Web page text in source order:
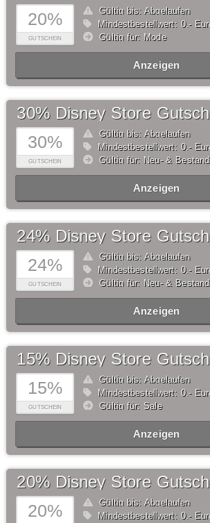
20%
GUTSCHEIN
Gültig bis: Abgelaufen
Mindestbestellwert: 0,-
Gültig für: Mode
Anzeigen
30%
GUTSCHEIN
30% Disney Store
Gültig bis: Abgelaufen
Mindestbestellwert: 0,-
Gültig für: Neu- &
Anzeigen
24%
GUTSCHEIN
24% Disney Store
Gültig bis: Abgelaufen
Mindestbestellwert: 0,-
Gültig für: Neu- &
Anzeigen
15%
GUTSCHEIN
15% Disney Store
Gültig bis: Abgelaufen
Mindestbestellwert: 0,-
Gültig für: Sale
Anzeigen
20%
20% Disney Store
Gültig bis: Abgelaufen
Mindestbestellwert: 0,-